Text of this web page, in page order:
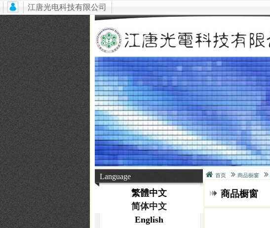
江唐光电科技有限公司
Language
繁體中文
简体中文
English
首页 商品橱窗
商品橱窗